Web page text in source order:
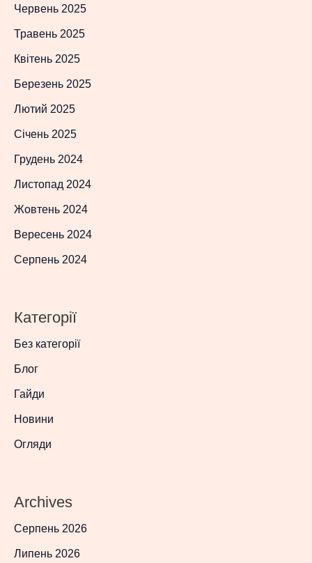
Червень 2025
Травень 2025
Квітень 2025
Березень 2025
Лютий 2025
Січень 2025
Грудень 2024
Листопад 2024
Жовтень 2024
Вересень 2024
Серпень 2024
Категорії
Без категорії
Блог
Гайди
Новини
Огляди
Archives
Серпень 2026
Липень 2026